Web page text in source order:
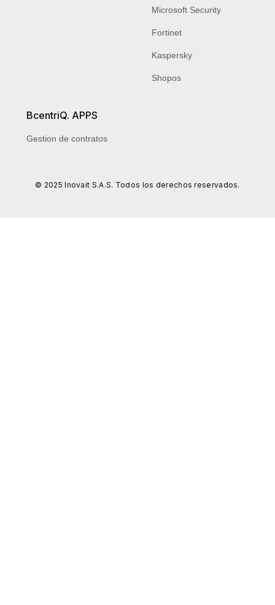
Microsoft Security
Fortinet
Kaspersky
Shopos
BcentriQ. APPS
Gestion de contratos
© 2025 Inovait S.A.S. Todos los derechos reservados.